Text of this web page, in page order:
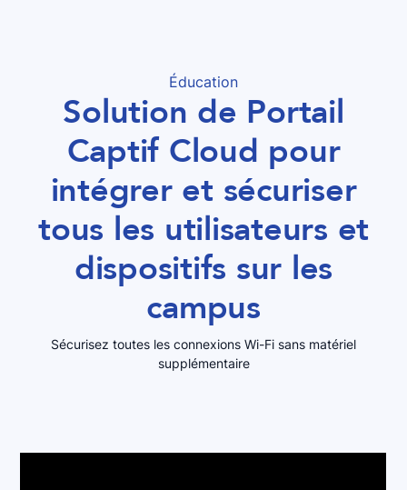
Éducation
Solution de Portail
Captif Cloud pour
intégrer et sécuriser
tous les utilisateurs et
dispositifs sur les
campus
Sécurisez toutes les connexions Wi-Fi sans matériel
supplémentaire